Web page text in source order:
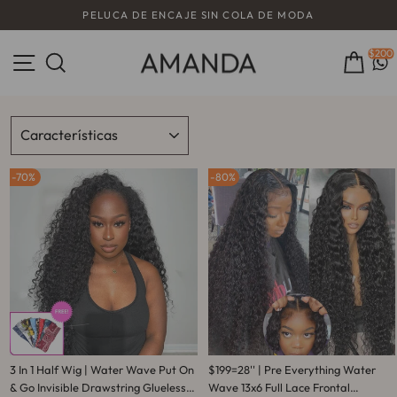
al
diapositivas
GORRA AIRY WEAR & GO OFERTA FLASH
Navegación $200
ORDENAR
70%
3 In 1 Half Wig | Water Wave Put On
& Go Invisible Drawstring Glueless
80%
$199=28'' | Pre Everything Water
Wave 13x6 Full Lace Frontal